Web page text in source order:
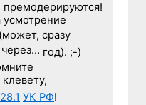
премодерируются!
(может, сразу
год). ;-)
УК РФ!